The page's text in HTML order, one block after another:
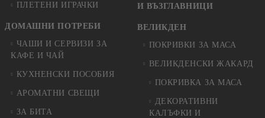
ПЛЕТЕНИ ИГРАЧКИ
ДОМАШНИ ПОТРЕБИ
ЧАШИ И СЕРВИЗИ ЗА
КАФЕ И ЧАЙ
КУХНЕНСКИ ПОСОБИЯ
АРОМАТНИ СВЕЩИ
ЗА БИТА
И ВЪЗГЛАВНИЦИ
ВЕЛИКДЕН
ПОКРИВКИ ЗА МАСА
ВЕЛИКДЕНСКИ ЖАКАРД
ПОКРИВКА ЗА МАСА
ДЕКОРАТИВНИ
КАЛЪФКИ И